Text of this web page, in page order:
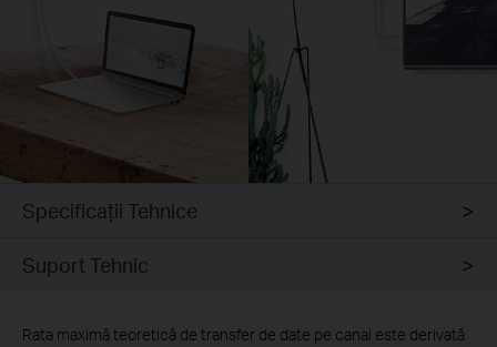
Specificaţii Tehnice
Suport Tehnic
Rata maximă teoretică de transfer de date pe canal este derivată